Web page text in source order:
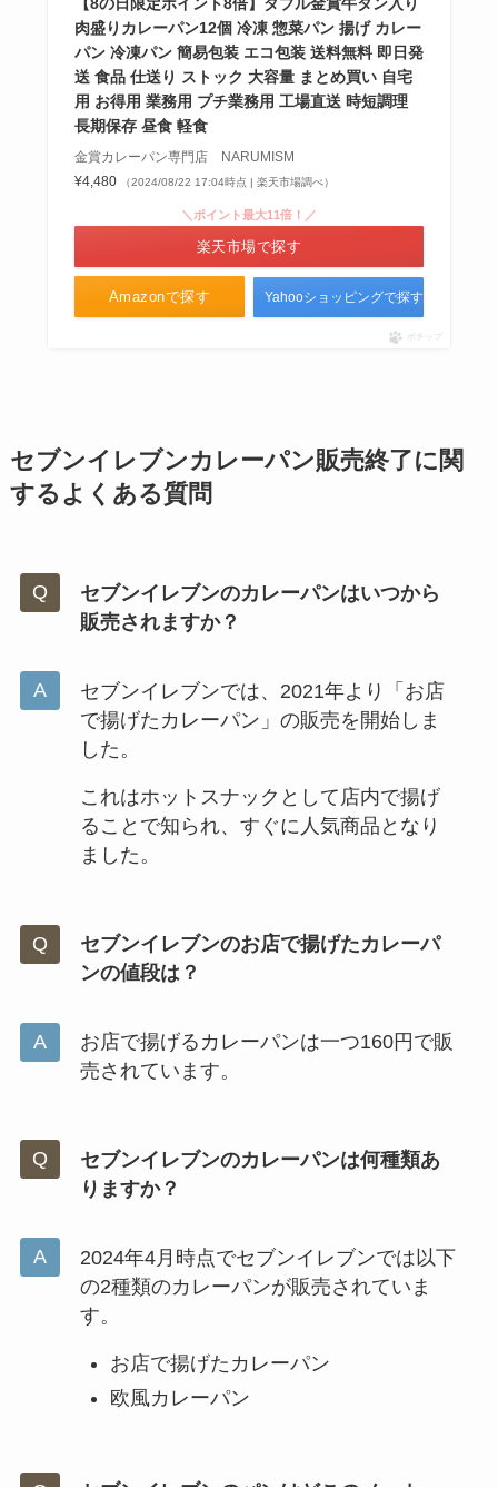
Amazonや通販で買える？作り方
を紹介！
クリスタルガイザーは販売終了？
品薄はなぜ？販売店を調査！
肉盛りカレーパン12個 冷凍 惣菜パン 揚げ カレー
パン 冷凍パン 簡易包装 エコ包装 送料無料 即日発
送 食品 仕送り ストック 大容量 まとめ買い 自宅
用 お得用 業務用 プチ業務用 工場直送 時短調理
長期保存 昼食 軽食
金賞カレーパン専門店 NARUMISM
¥4,480
（2024/08/22 17:04時点 | 楽天市場調べ）
Amazonで探す
＼ポイント最大11倍！／
楽天市場で探す
Yahooショッピングで探す
ポチップ
セブンイレブンカレーパン販売終了に関
するよくある質問
セブンイレブンのカレーパンはいつから
販売されますか？
セブンイレブンでは、2021年より「お店
で揚げたカレーパン」の販売を開始しま
した。
これはホットスナックとして店内で揚げ
ることで知られ、すぐに人気商品となり
ました。
セブンイレブンのお店で揚げたカレーパ
ンの値段は？
お店で揚げるカレーパンは一つ160円で販
売されています。
セブンイレブンのカレーパンは何種類あ
りますか？
2024年4月時点でセブンイレブンでは以下
の2種類のカレーパンが販売されていま
す。
お店で揚げたカレーパン
欧風カレーパン